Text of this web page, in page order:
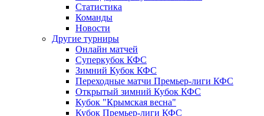
Статистика
Команды
Новости
Другие турниры
Онлайн матчей
Суперкубок КФС
Зимний Кубок КФС
Переходные матчи Премьер-лиги КФС
Открытый зимний Кубок КФС
Кубок "Крымская весна"
Кубок Премьер-лиги КФС